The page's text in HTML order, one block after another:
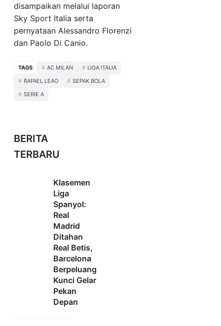
disampaikan melalui laporan
Sky Sport Italia serta
pernyataan Alessandro Florenzi
dan Paolo Di Canio.
TAGS AC MILAN
LIGA ITALIA
RAFAEL LEAO
SEPAK BOLA
SERIE A
BERITA
TERBARU
Klasemen
Liga
Spanyol:
Real
Madrid
Ditahan
Real Betis,
Barcelona
Berpeluang
Kunci Gelar
Pekan
Depan